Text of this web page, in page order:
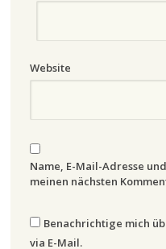
Website
Name, E-Mail-Adresse
meinen nächsten
Benachrichtige mich
via E-Mail.